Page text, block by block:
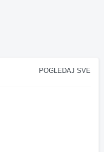
POGLEDAJ SVE